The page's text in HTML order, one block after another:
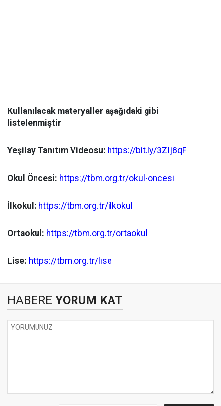
Kullanılacak materyaller aşağıdaki gibi
listelenmiştir
Yeşilay Tanıtım Videosu: https://bit.ly/3ZIj8qF
Okul Öncesi: https://tbm.org.tr/okul-oncesi
İlkokul: https://tbm.org.tr/ilkokul
Ortaokul: https://tbm.org.tr/ortaokul
Lise: https://tbm.org.tr/lise
HABERE YORUM KAT